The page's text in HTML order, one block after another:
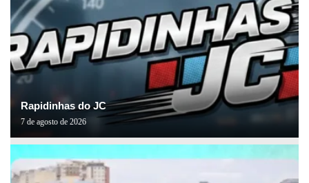
Rapidinhas do JC
7 de agosto de 2026